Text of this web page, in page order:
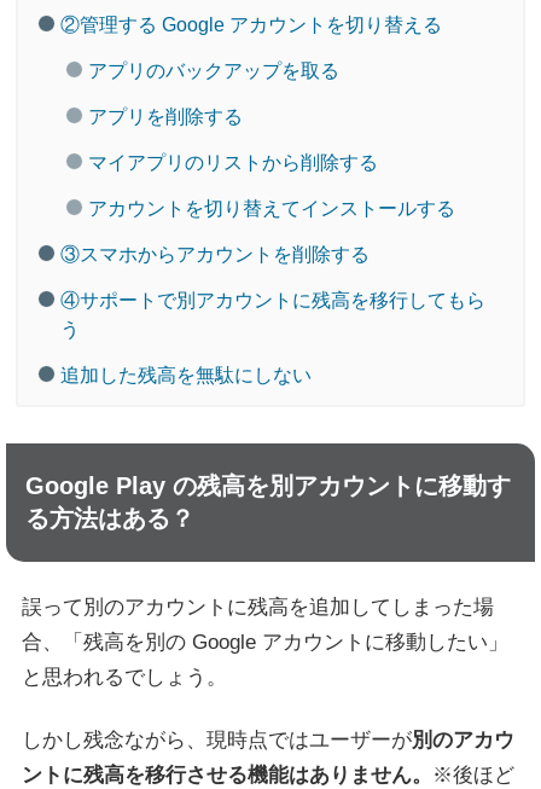
②管理する Google アカウントを切り替える
アプリのバックアップを取る
アプリを削除する
マイアプリのリストから削除する
アカウントを切り替えてインストールする
③スマホからアカウントを削除する
④サポートで別アカウントに残高を移行してもら
う
追加した残高を無駄にしない
Google Play の残高を別アカウントに移動す
る方法はある？
誤って別のアカウントに残高を追加してしまった場
合、「残高を別の Google アカウントに移動したい」
と思われるでしょう。
しかし残念ながら、現時点ではユーザーが別のアカウ
ントに残高を移行させる機能はありません。
※後ほど